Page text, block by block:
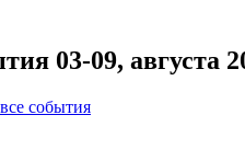
03-09, августа
события